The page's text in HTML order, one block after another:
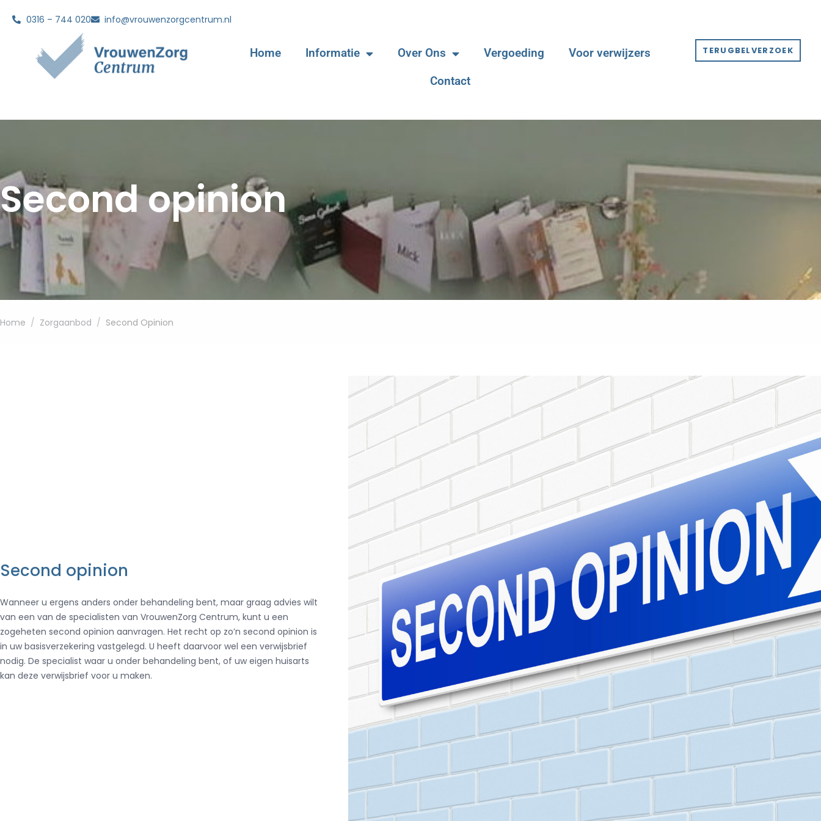
0316 – 744 020 info@vrouwenzorgcentrum.nl
Home Informatie Over Ons Vergoeding
Voor verwijzers
Contact
TERUGBELVERZOEK
Second opinion
Home Zorgaanbod Second Opinion
Second opinion
Wanneer u ergens anders onder behandeling bent, maar graag advies wilt
van een van de specialisten van VrouwenZorg Centrum, kunt u een
zogeheten second opinion aanvragen. Het recht op zo’n second opinion is
in uw basisverzekering vastgelegd. U heeft daarvoor wel een verwijsbrief
nodig. De specialist waar u onder behandeling bent, of uw eigen huisarts
kan deze verwijsbrief voor u maken.